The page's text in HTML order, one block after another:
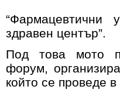
“Фармацевтични
здравен център”.
Под това мото
форум,
който се проведе